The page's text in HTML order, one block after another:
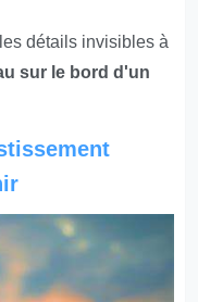
détails invisibles à
sur le bord d'un